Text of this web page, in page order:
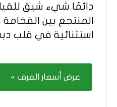
دائمًا شيء شيق
المنتجع بين الفخامة
استثنائية في قلب
عرض أسعار الغرف »